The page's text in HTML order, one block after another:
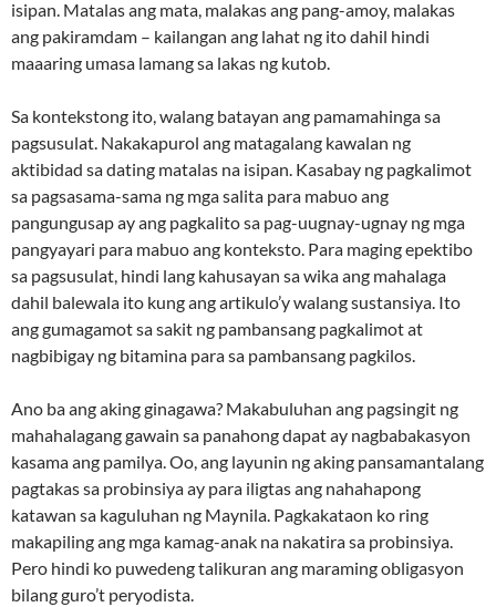
isipan. Matalas ang mata, malakas ang pang-amoy, malakas
ang pakiramdam – kailangan ang lahat ng ito dahil hindi
maaaring umasa lamang sa lakas ng kutob.
Sa kontekstong ito, walang batayan ang pamamahinga sa
pagsusulat. Nakakapurol ang matagalang kawalan ng
aktibidad sa dating matalas na isipan. Kasabay ng pagkalimot
sa pagsasama-sama ng mga salita para mabuo ang
pangungusap ay ang pagkalito sa pag-uugnay-ugnay ng mga
pangyayari para mabuo ang konteksto. Para maging epektibo
sa pagsusulat, hindi lang kahusayan sa wika ang mahalaga
dahil balewala ito kung ang artikulo’y walang sustansiya. Ito
ang gumagamot sa sakit ng pambansang pagkalimot at
nagbibigay ng bitamina para sa pambansang pagkilos.
Ano ba ang aking ginagawa? Makabuluhan ang pagsingit ng
mahahalagang gawain sa panahong dapat ay nagbabakasyon
kasama ang pamilya. Oo, ang layunin ng aking pansamantalang
pagtakas sa probinsiya ay para iligtas ang nahahapong
katawan sa kaguluhan ng Maynila. Pagkakataon ko ring
makapiling ang mga kamag-anak na nakatira sa probinsiya.
Pero hindi ko puwedeng talikuran ang maraming obligasyon
bilang guro’t peryodista.